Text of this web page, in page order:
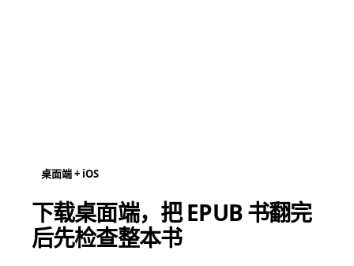
桌面端 + iOS
下载桌面端，把 EPUB 书翻完
后先检查整本书